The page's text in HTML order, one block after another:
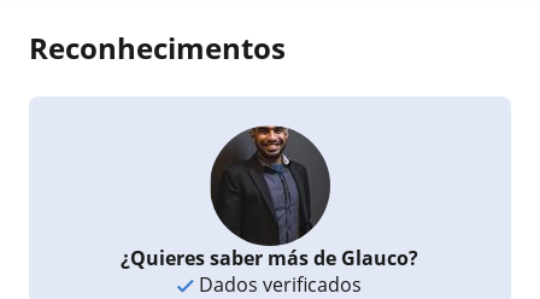
Reconhecimentos
¿Quieres saber más de Glauco?
Dados verificados